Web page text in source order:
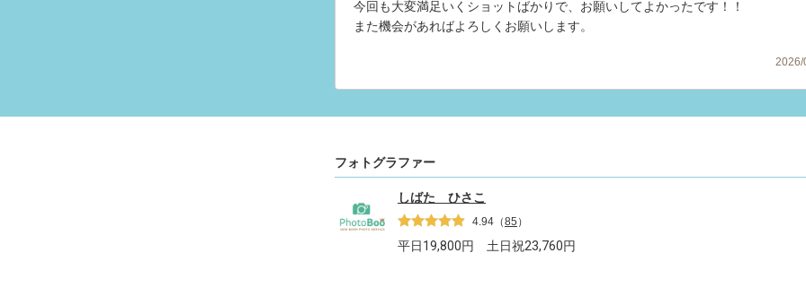
今回も大変満足いくショットばかりで、お願いしてよかったです！！
また機会があればよろしくお願いします。
2026/
フォトグラファー
しばた ひさこ
4.94 （85 ）
平日19,800円 土日祝23,760円